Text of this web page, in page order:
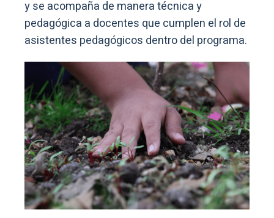
y se acompaña de manera técnica y
pedagógica a docentes que cumplen el rol de
asistentes pedagógicos dentro del programa.